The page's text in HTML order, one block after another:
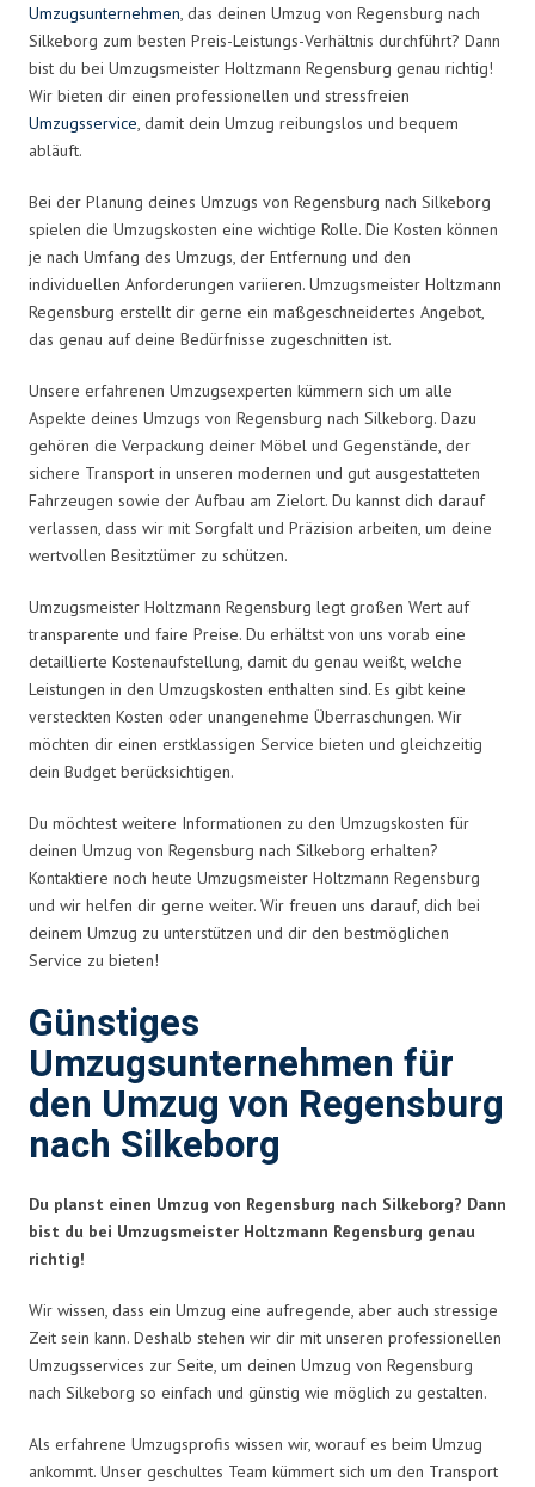
Umzugsunternehmen, das deinen Umzug von Regensburg nach
Silkeborg zum besten Preis-Leistungs-Verhältnis durchführt? Dann
bist du bei Umzugsmeister Holtzmann Regensburg genau richtig!
Wir bieten dir einen professionellen und stressfreien
Umzugsservice, damit dein Umzug reibungslos und bequem
abläuft.
Bei der Planung deines Umzugs von Regensburg nach Silkeborg
spielen die Umzugskosten eine wichtige Rolle. Die Kosten können
je nach Umfang des Umzugs, der Entfernung und den
individuellen Anforderungen variieren. Umzugsmeister Holtzmann
Regensburg erstellt dir gerne ein maßgeschneidertes Angebot,
das genau auf deine Bedürfnisse zugeschnitten ist.
Unsere erfahrenen Umzugsexperten kümmern sich um alle
Aspekte deines Umzugs von Regensburg nach Silkeborg. Dazu
gehören die Verpackung deiner Möbel und Gegenstände, der
sichere Transport in unseren modernen und gut ausgestatteten
Fahrzeugen sowie der Aufbau am Zielort. Du kannst dich darauf
verlassen, dass wir mit Sorgfalt und Präzision arbeiten, um deine
wertvollen Besitztümer zu schützen.
Umzugsmeister Holtzmann Regensburg legt großen Wert auf
transparente und faire Preise. Du erhältst von uns vorab eine
detaillierte Kostenaufstellung, damit du genau weißt, welche
Leistungen in den Umzugskosten enthalten sind. Es gibt keine
versteckten Kosten oder unangenehme Überraschungen. Wir
möchten dir einen erstklassigen Service bieten und gleichzeitig
dein Budget berücksichtigen.
Du möchtest weitere Informationen zu den Umzugskosten für
deinen Umzug von Regensburg nach Silkeborg erhalten?
Kontaktiere noch heute Umzugsmeister Holtzmann Regensburg
und wir helfen dir gerne weiter. Wir freuen uns darauf, dich bei
deinem Umzug zu unterstützen und dir den bestmöglichen
Service zu bieten!
Günstiges
Umzugsunternehmen für
den Umzug von Regensburg
nach Silkeborg
Du planst einen Umzug von Regensburg nach Silkeborg? Dann
bist du bei Umzugsmeister Holtzmann Regensburg genau
richtig!
Wir wissen, dass ein Umzug eine aufregende, aber auch stressige
Zeit sein kann. Deshalb stehen wir dir mit unseren professionellen
Umzugsservices zur Seite, um deinen Umzug von Regensburg
nach Silkeborg so einfach und günstig wie möglich zu gestalten.
Als erfahrene Umzugsprofis wissen wir, worauf es beim Umzug
ankommt. Unser geschultes Team kümmert sich um den Transport